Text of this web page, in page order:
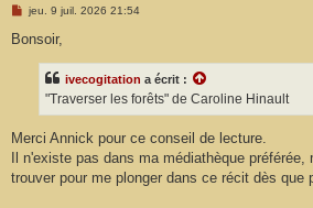
M
s
jeu. 9 juil. 2026 21:54
Bonsoir,
ivecogitation a écrit :
"Traverser les forêts" de Caroline Hinault
Merci Annick pour ce conseil de lecture.
Il n'existe pas dans ma médiathèque
trouver pour me plonger dans ce récit dès que